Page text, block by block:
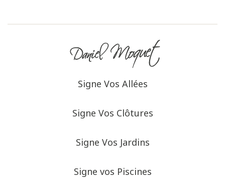
Signe Vos Allées
Signe Vos Clôtures
Signe Vos Jardins
Signe vos Piscines